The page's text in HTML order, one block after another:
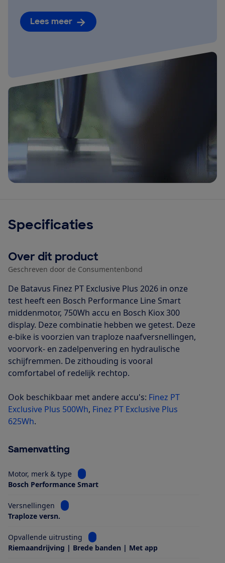
Lees meer
Specificaties
Over dit product
Geschreven door de Consumentenbond
De Batavus Finez PT Exclusive Plus 2026 in onze
test heeft een Bosch Performance Line Smart
middenmotor, 750Wh accu en Bosch Kiox 300
display. Deze combinatie hebben we getest. Deze
e-bike is voorzien van traploze naafversnellingen,
voorvork- en zadelpenvering en hydraulische
schijfremmen. De zithouding is vooral
comfortabel of redelijk rechtop.
Ook beschikbaar met andere accu's: Finez PT
Exclusive Plus 500Wh, Finez PT Exclusive Plus
625Wh.
Samenvatting
Motor, merk & type
Bekijk informatie voor Motor, merk & type
Bosch Performance Smart
Versnellingen
Bekijk informatie voor Versnellingen
Traploze versn.
Opvallende uitrusting
Bekijk informatie voor Opvallende
Riemaandrijving | Brede banden | Met app